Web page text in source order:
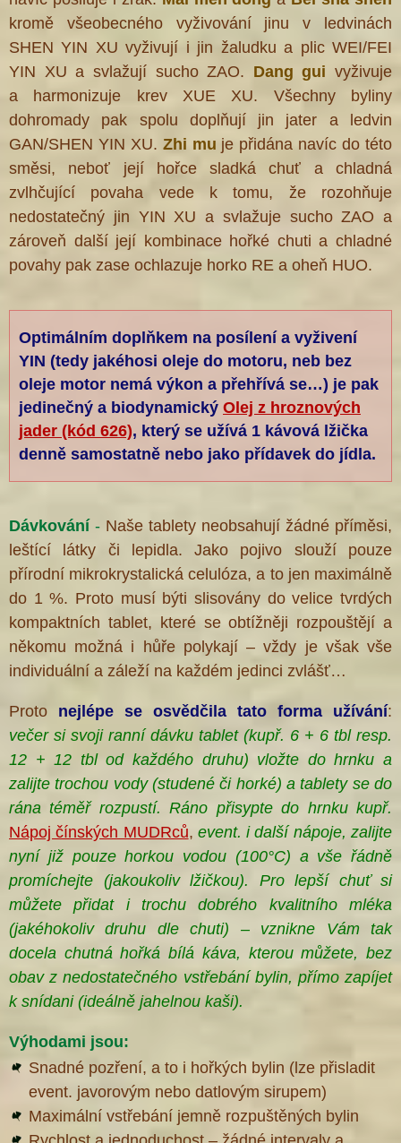
kromě všeobecného vyživování jinu v ledvinách
SHEN YIN XU vyživují i jin žaludku a plic WEI/FEI
YIN XU a svlažují sucho ZAO. Dang gui vyživuje
a harmonizuje krev XUE XU. Všechny byliny
dohromady pak spolu doplňují jin jater a ledvin
GAN/SHEN YIN XU. Zhi mu je přidána navíc do této
směsi, neboť její hořce sladká chuť a chladná
zvlhčující povaha vede k tomu, že rozohňuje
nedostatečný jin YIN XU a svlažuje sucho ZAO a
zároveň další její kombinace hořké chuti a chladné
povahy pak zase ochlazuje horko RE a oheň HUO.
Optimálním doplňkem na posílení a vyživení
YIN (tedy jakéhosi oleje do motoru, neb bez
oleje motor nemá výkon a přehřívá se…) je pak
jedinečný a biodynamický Olej z hroznových
jader (kód 626), který se užívá 1 kávová lžička
denně samostatně nebo jako přídavek do jídla.
Dávkování - Naše tablety neobsahují žádné příměsi,
leštící látky či lepidla. Jako pojivo slouží pouze
přírodní mikrokrystalická celulóza, a to jen maximálně
do 1 %. Proto musí býti slisovány do velice tvrdých
kompaktních tablet, které se obtížněji rozpouštějí a
někomu možná i hůře polykají – vždy je však vše
individuální a záleží na každém jedinci zvlášť…
Proto nejlépe se osvědčila tato forma užívání:
večer si svoji ranní dávku tablet (kupř. 6 + 6 tbl resp.
12 + 12 tbl od každého druhu) vložte do hrnku a
zalijte trochou vody (studené či horké) a tablety se do
rána téměř rozpustí. Ráno přisypte do hrnku kupř.
Nápoj čínských MUDRců, event. i další nápoje, zalijte
nyní již pouze horkou vodou (100°C) a vše řádně
promíchejte (jakoukoliv lžičkou). Pro lepší chuť si
můžete přidat i trochu dobrého kvalitního mléka
(jakéhokoliv druhu dle chuti) – vznikne Vám tak
docela chutná hořká bílá káva, kterou můžete, bez
obav z nedostatečného vstřebání bylin, přímo zapíjet
k snídani (ideálně jahelnou kaši).
Výhodami jsou:
Snadné pozření, a to i hořkých bylin (lze přisladit
event. javorovým nebo datlovým sirupem)
Maximální vstřebání jemně rozpuštěných bylin